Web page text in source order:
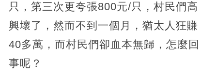
只，第三次更夸張800元/只，村民們高
興壞了，然而不到一個月，猶太人狂賺
40多萬，而村民們卻血本無歸，怎麼回
事呢？